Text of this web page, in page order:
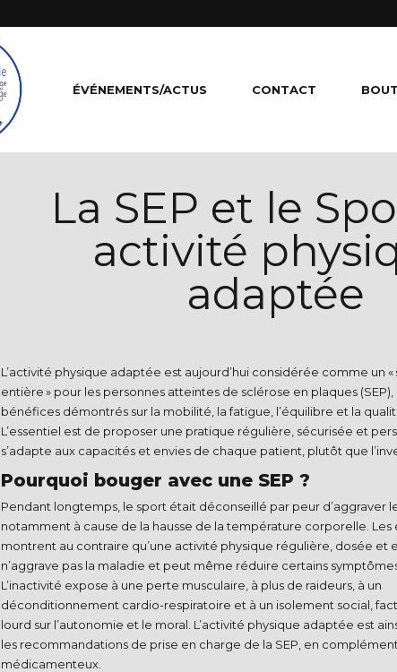
ÉVÉNEMENTS/ACTUS CONTACT
La SEP et le
activité
adaptée
L’activité physique adaptée est aujourd’hui considérée comme un «
entière » pour les personnes atteintes de sclérose en plaques
bénéfices démontrés sur la mobilité, la fatigue, l’équilibre et la
L’essentiel est de proposer une pratique régulière, sécurisée et
s’adapte aux capacités et envies de chaque patient, plutôt que
Pourquoi bouger avec une SEP ?
Pendant longtemps, le sport était déconseillé par peur d’aggraver
notamment à cause de la hausse de la température corporelle.
montrent au contraire qu’une activité physique régulière, dosée et
n’aggrave pas la maladie et peut même réduire certains
L’inactivité expose à une perte musculaire, à plus de raideurs, à un
déconditionnement cardio-respiratoire et à un isolement social,
lourd sur l’autonomie et le moral. L’activité physique adaptée est
les recommandations de prise en charge de la SEP, en
médicamenteux.​